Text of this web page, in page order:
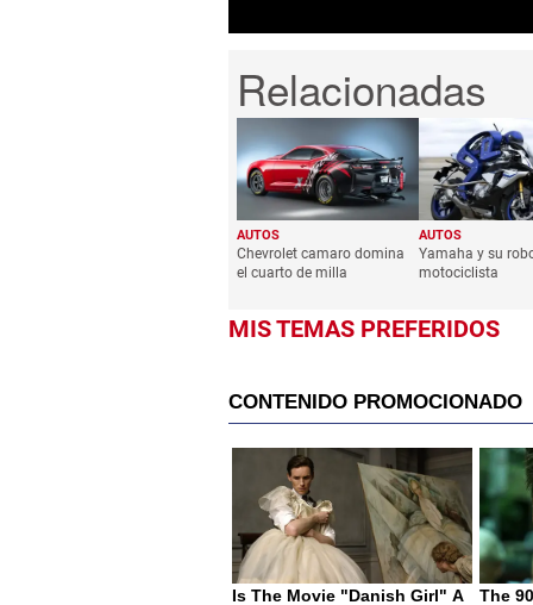
AUTOS
Chevrolet camaro domina
el cuarto de milla
AUTOS
Yamaha y su
motociclista
MIS TEMAS PREFERIDOS